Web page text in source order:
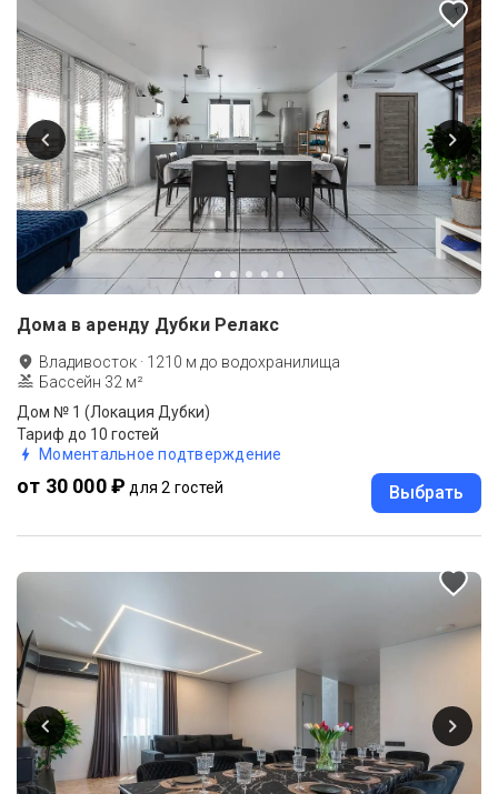
Дома в аренду Дубки Релакс
Владивосток · 1210 м до водохранилища
Бассейн 32 м²
Дом № 1 (Локация Дубки)
Тариф до 10 гостей
Моментальное подтверждение
от 30 000 ₽ для 2 гостей Выбрать